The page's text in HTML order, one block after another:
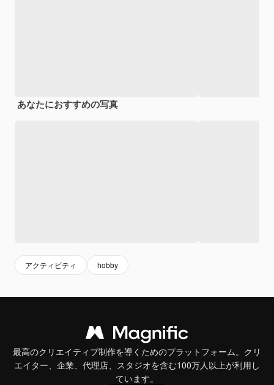
あなたにおすすめの写真
アクティビティ hobby
最高のクリエイティブ制作を導くためのプラットフォーム。クリ
エイター、企業、代理店、スタジオを含む100万人以上が利用し
ています。